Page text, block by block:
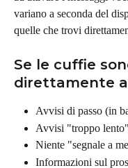
variano a seconda del
quelle che trovi
Se le cuffie
direttamente
Avvisi di passo (in
Avvisi "troppo
Niente "segnale a
Informazioni sul